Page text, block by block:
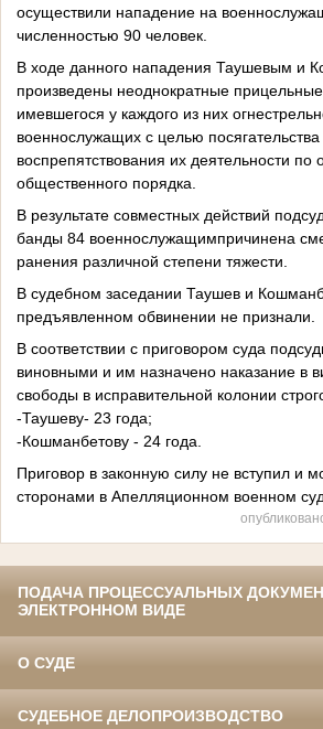
осуществили нападение на
численностью 90 человек.
В ходе данного нападения Таушевым и
произведены неоднократные
имевшегося у каждого из них
военнослужащих с целью
воспрепятствования их деятельности по
общественного порядка.
В результате совместных действий
банды 84 военнослужащимпричинена
ранения различной степени тяжести.
В судебном заседании Таушев и
предъявленном обвинении не признали.
В соответствии с приговором суда
виновными и им назначено наказание в
свободы в исправительной колонии
-Таушеву- 23 года;
-Кошманбетову - 24 года.
Приговор в законную силу не вступил и
сторонами в Апелляционном военном
ПОДАЧА ПРОЦЕССУАЛЬНЫХ
ЭЛЕКТРОННОМ ВИДЕ
О СУДЕ
СУДЕБНОЕ ДЕЛОПРОИЗВОДСТВО